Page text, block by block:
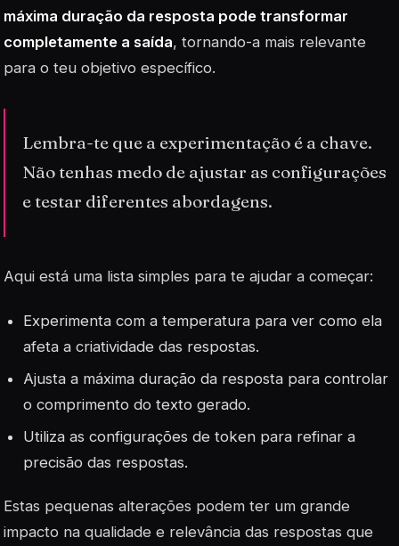
máxima duração da resposta pode transformar
completamente a saída, tornando-a mais relevante
para o teu objetivo específico.
Lembra-te que a experimentação é a chave.
Não tenhas medo de ajustar as configurações
e testar diferentes abordagens.
Aqui está uma lista simples para te ajudar a começar:
Experimenta com atemperatura para ver como ela
afeta a criatividade das respostas.
Ajusta a máxima duração da resposta para controlar
o comprimento do texto gerado.
Utiliza as configurações detoken para refinar a
precisão das respostas.
Estas pequenas alterações podem ter um grande
impacto na qualidade e relevância das respostas que